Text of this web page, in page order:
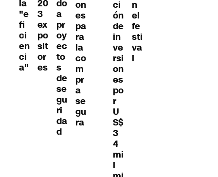
la
"e
fi
ci
en
ci
a"
20
3
ex
po
sit
or
es
do
a
pr
oy
ec
to
s
de
se
gu
ri
da
d
on
es
pa
ra
la
co
m
pr
a
se
gu
ra
ci
ón
de
in
ve
rsi
on
es
po
r
U
S$
3
4
mi
l
n
el
fe
sti
va
l